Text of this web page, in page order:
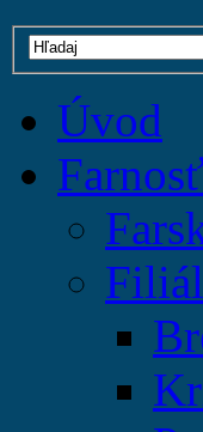
Úvod
Farnosť